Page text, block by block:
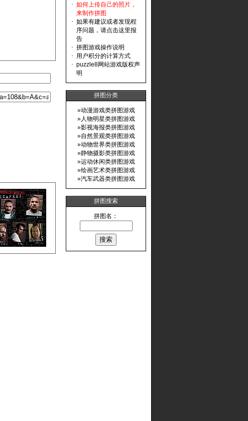
· 如何上传自己的照片，
来制作拼图
· 如果有建议或者发现程
序问题，请点击这里报
告
· 拼图游戏操作说明
· 用户积分的计算方式
· puzzle8网站游戏版权声
明
拼图分类
»动漫游戏类拼图游戏
»人物明星类拼图游戏
»影视海报类拼图游戏
»自然景观类拼图游戏
»动物世界类拼图游戏
»静物摄影类拼图游戏
»运动休闲类拼图游戏
»绘画艺术类拼图游戏
»汽车武器类拼图游戏
拼图搜索
拼图名：